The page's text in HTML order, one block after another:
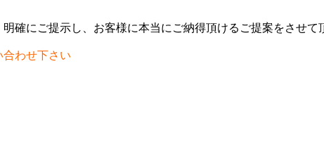
確にご提示し、お客様に本当にご納得頂けるご提案をさせて
わせ下さい